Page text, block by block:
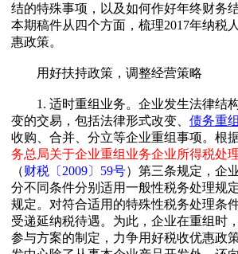
结的特殊事项，以及如何作好年终财务
本期稿件从四个方面，梳理2017年纳税
惠政策。
用好扶持政策，调整经营策略
1. 适时重组业务。企业发生法律结
变的交易，包括法律形式改变、 债务重组
收购、合并、分立等企业重组事项。根
务总局关于企业重组业务企业所得税处
（财税〔2009〕59号）第三条规定，企
分不同条件分别适用一般性税务处理规
规定。对符合适用的特殊性税务处理条
受递延纳税待遇。为此，企业在重组时
参与方案的制定，力争用好税收优惠政